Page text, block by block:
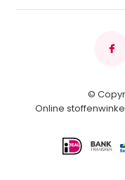
©
Online